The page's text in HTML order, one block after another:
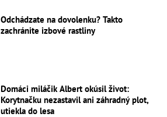
Odchádzate na dovolenku? Takto
zachránite izbové rastliny
Domáci miláčik Albert okúsil život:
Korytnačku nezastavil ani záhradný plot,
utiekla do lesa